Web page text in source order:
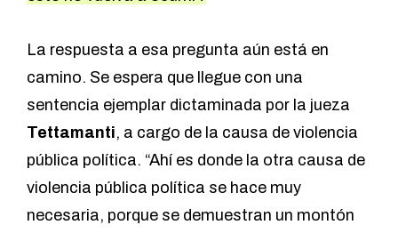
La respuesta a esa pregunta aún está en
camino. Se espera que llegue con una
sentencia ejemplar dictaminada por la jueza
Tettamanti, a cargo de la causa de violencia
pública política. “Ahí es donde la otra causa de
violencia pública política se hace muy
necesaria, porque se demuestran un montón